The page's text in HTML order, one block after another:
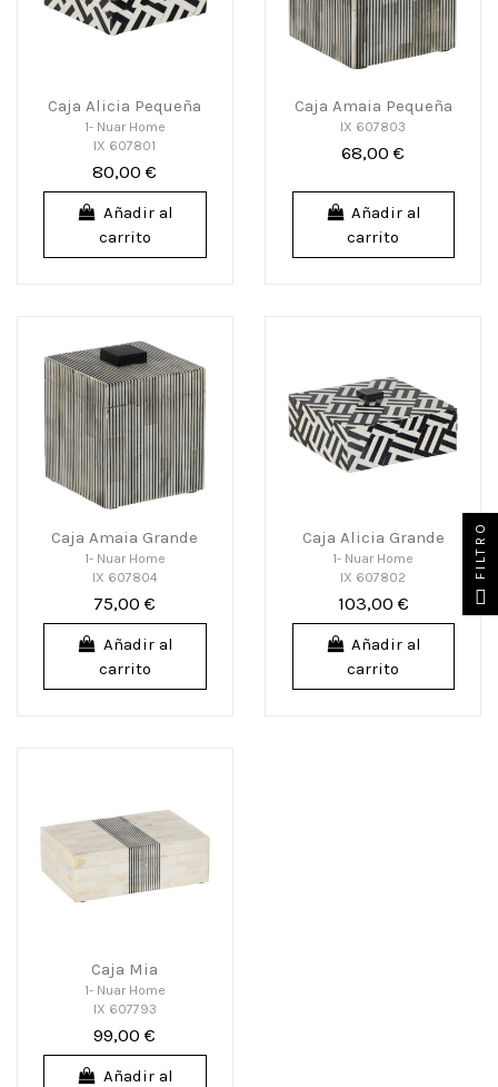
Caja Alicia Pequeña
1- Nuar Home
IX 607801
80,00 €
Añadir al
carrito
Caja Amaia Pequeña
IX 607803
68,00 €
Añadir al
carrito
Caja Amaia Grande
1- Nuar Home
IX 607804
75,00 €
Añadir al
carrito
Caja Alicia Grande
1- Nuar Home
IX 607802
103,00 €
Añadir al
carrito
Caja Mia
1- Nuar Home
IX 607793
99,00 €
Añadir al
FILTRO